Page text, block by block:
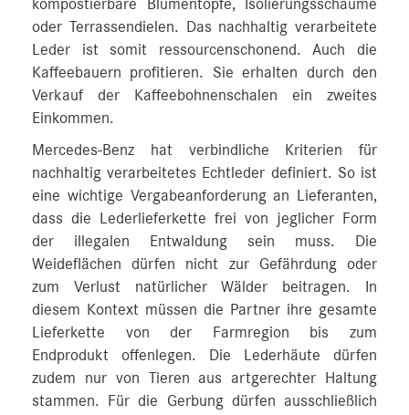
kompostierbare Blumentöpfe, Isolierungsschäume
oder Terrassendielen. Das nachhaltig verarbeitete
Leder ist somit ressourcenschonend. Auch die
Kaffeebauern profitieren. Sie erhalten durch den
Verkauf der Kaffeebohnenschalen ein zweites
Einkommen.
Mercedes-Benz hat verbindliche Kriterien für
nachhaltig verarbeitetes Echtleder definiert. So ist
eine wichtige Vergabeanforderung an Lieferanten,
dass die Lederlieferkette frei von jeglicher Form
der illegalen Entwaldung sein muss. Die
Weideflächen dürfen nicht zur Gefährdung oder
zum Verlust natürlicher Wälder beitragen. In
diesem Kontext müssen die Partner ihre gesamte
Lieferkette von der Farmregion bis zum
Endprodukt offenlegen. Die Lederhäute dürfen
zudem nur von Tieren aus artgerechter Haltung
stammen. Für die Gerbung dürfen ausschließlich